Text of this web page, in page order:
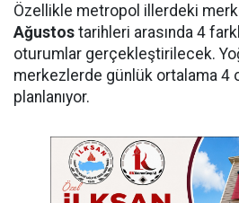
Özellikle metropol illerdeki
Ağustos tarihleri arasında 4
oturumlar gerçekleştirilecek.
merkezlerde günlük ortalama 4
planlanıyor.